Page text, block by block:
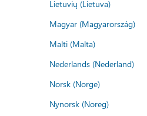
Lietuvių (Lietuva)
Magyar (Magyarország)
Malti (Malta)
Nederlands (Nederland)
Norsk (Norge)
Nynorsk (Noreg)